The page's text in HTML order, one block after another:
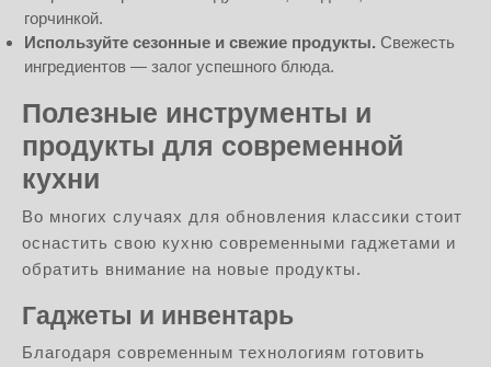
горчинкой.
Используйте сезонные и свежие продукты. Свежесть
ингредиентов — залог успешного блюда.
Полезные инструменты и
продукты для современной
кухни
Во многих случаях для обновления классики стоит
оснастить свою кухню современными гаджетами и
обратить внимание на новые продукты.
Гаджеты и инвентарь
Благодаря современным технологиям готовить